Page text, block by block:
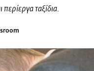
ταξίδια.